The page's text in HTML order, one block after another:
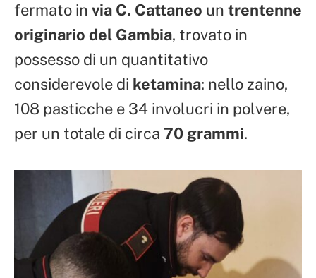
fermato in via C. Cattaneo un trentenne
originario del Gambia, trovato in
possesso di un quantitativo
considerevole di ketamina: nello zaino,
108 pasticche e 34 involucri in polvere,
per un totale di circa 70 grammi.